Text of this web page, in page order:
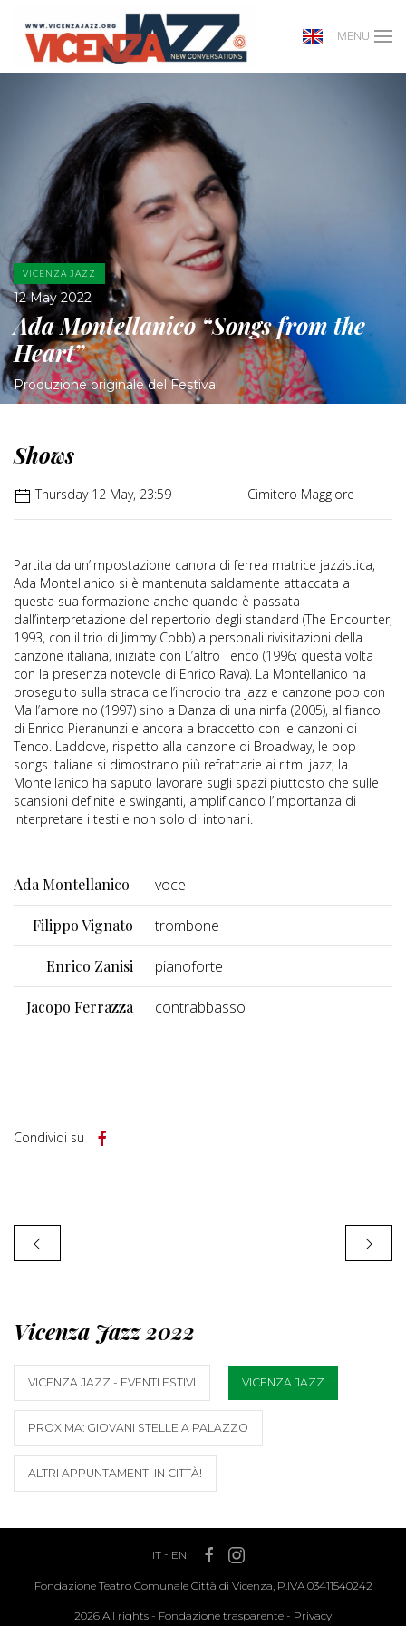
MENU
VICENZA JAZZ
12 May 2022
Ada Montellanico “Songs from the
Heart”
Produzione originale del Festival
Shows
Thursday 12 May, 23:59 Cimitero Maggiore
Partita da un’impostazione canora di ferrea matrice jazzistica,
Ada Montellanico si è mantenuta saldamente attaccata a
questa sua formazione anche quando è passata
dall’interpretazione del repertorio degli standard (The Encounter,
1993, con il trio di Jimmy Cobb) a personali rivisitazioni della
canzone italiana, iniziate con L’altro Tenco (1996; questa volta
con la presenza notevole di Enrico Rava). La Montellanico ha
proseguito sulla strada dell’incrocio tra jazz e canzone pop con
Ma l’amore no (1997) sino a Danza di una ninfa (2005), al fianco
di Enrico Pieranunzi e ancora a braccetto con le canzoni di
Tenco. Laddove, rispetto alla canzone di Broadway, le pop
songs italiane si dimostrano più refrattarie ai ritmi jazz, la
Montellanico ha saputo lavorare sugli spazi piuttosto che sulle
scansioni definite e swinganti, amplificando l’importanza di
interpretare i testi e non solo di intonarli.
Ada Montellanico voce
Filippo Vignato trombone
Enrico Zanisi pianoforte
Jacopo Ferrazza contrabbasso
Condividi su
Vicenza Jazz 2022
VICENZA JAZZ - EVENTI ESTIVI VICENZA JAZZ
PROXIMA: GIOVANI STELLE A PALAZZO
ALTRI APPUNTAMENTI IN CITTÀ!
IT- EN
Fondazione Teatro Comunale Città di Vicenza, P.IVA 03411540242
2026 All rights - Fondazione trasparente - Privacy